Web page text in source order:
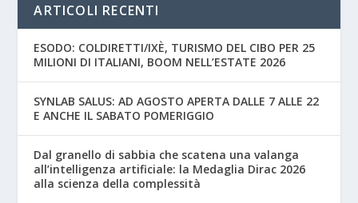
ARTICOLI RECENTI
ESODO: COLDIRETTI/IXÈ, TURISMO DEL CIBO PER 25
MILIONI DI ITALIANI, BOOM NELL’ESTATE 2026
SYNLAB SALUS: AD AGOSTO APERTA DALLE 7 ALLE 22
E ANCHE IL SABATO POMERIGGIO
Dal granello di sabbia che scatena una valanga
all’intelligenza artificiale: la Medaglia Dirac 2026
alla scienza della complessità